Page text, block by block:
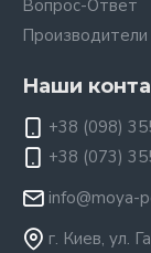
Вопрос-Ответ
Производители
Наши
+38 (098)
+38 (073)
info@moya-
г. Киев, ул.